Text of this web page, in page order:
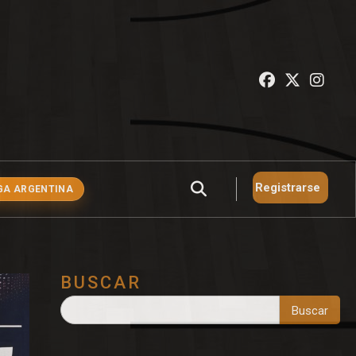
ARGENTINA Registrarse
BUSCAR
Buscar